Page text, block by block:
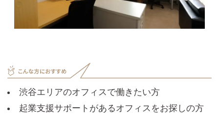
渋谷エリアのオフィスで働きたい方
起業支援サポートがあるオフィスをお探しの方